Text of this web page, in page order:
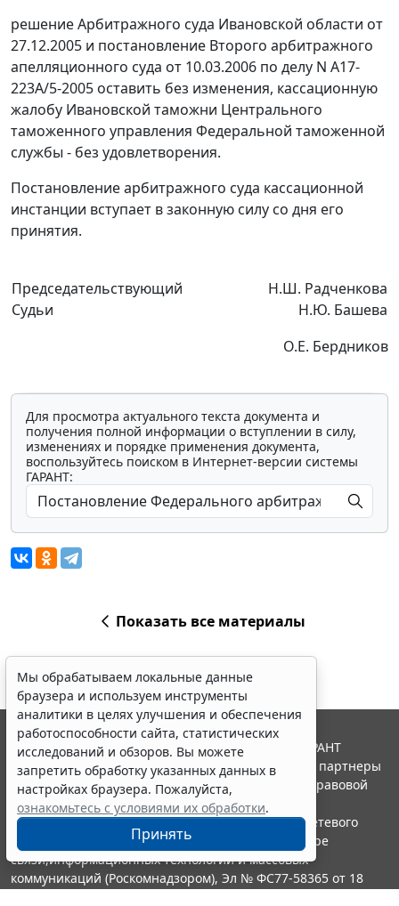
решение Арбитражного суда Ивановской области от
27.12.2005 и постановление Второго арбитражного
апелляционного суда от 10.03.2006 по делу N А17-
223А/5-2005 оставить без изменения, кассационную
жалобу Ивановской таможни Центрального
таможенного управления Федеральной таможенной
службы - без удовлетворения.
Постановление арбитражного суда кассационной
инстанции вступает в законную силу со дня его
принятия.
Председательствующий
Судьи
Н.Ш. Радченкова
Н.Ю. Башева
О.Е. Бердников
Для просмотра актуального текста документа и
получения полной информации о вступлении в силу,
изменениях и порядке применения документа,
воспользуйтесь поиском в Интернет-версии системы
ГАРАНТ:
Показать все материалы
Мы обрабатываем локальные данные
браузера и используем инструменты
аналитики в целях улучшения и обеспечения
работоспособности сайта, статистических
исследований и обзоров. Вы можете
запретить обработку указанных данных в
настройках браузера. Пожалуйста,
ознакомьтесь с условиями их обработки.
Принять
© ООО "НПП "ГАРАНТ-СЕРВИС", 2026. Система ГАРАНТ
выпускается с 1990 года. Компания "Гарант" и ее партнеры
являются участниками Российской ассоциации правовой
информации ГАРАНТ.
Портал ГАРАНТ.РУ зарегистрирован в качестве сетевого
издания Федеральной службой по надзору в сфере
связи,информационных технологий и массовых
коммуникаций (Роскомнадзором), Эл № ФС77-58365 от 18